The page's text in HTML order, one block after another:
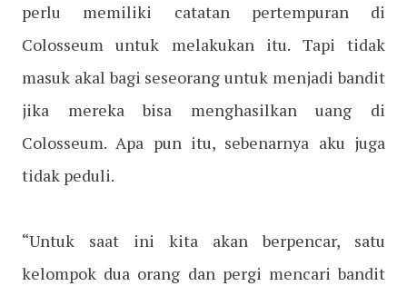
perlu memiliki catatan pertempuran di
Colosseum untuk melakukan itu. Tapi tidak
masuk akal bagi seseorang untuk menjadi bandit
jika mereka bisa menghasilkan uang di
Colosseum. Apa pun itu, sebenarnya aku juga
tidak peduli.
“Untuk saat ini kita akan berpencar, satu
kelompok dua orang dan pergi mencari bandit